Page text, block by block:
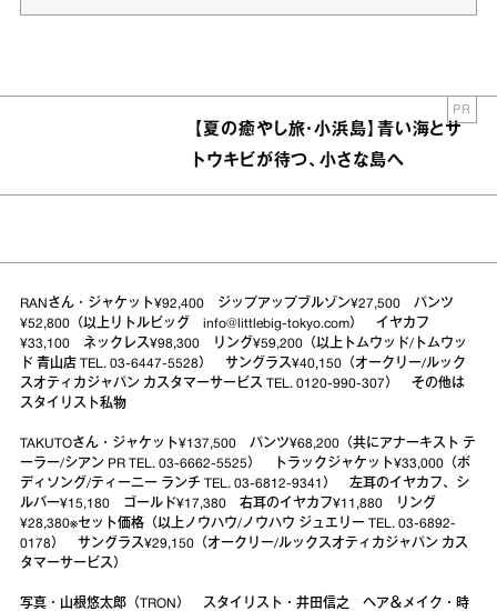
【夏の癒やし旅・小浜島】青い海とサ
トウキビが待つ、小さな島へ
PR
RANさん・ジャケット¥92,400 ジップアップブルゾン¥27,500 パンツ
¥52,800（以上リトルビッグ info@littlebig-tokyo.com） イヤカフ
¥33,100 ネックレス¥98,300 リング¥59,200（以上トムウッド/トムウッ
ド 青山店 TEL. 03-6447-5528） サングラス¥40,150（オークリー/ルック
スオティカジャパン カスタマーサービス TEL. 0120-990-307） その他は
スタイリスト私物
TAKUTOさん・ジャケット¥137,500 パンツ¥68,200（共にアナーキスト テ
ーラー/シアン PR TEL. 03-6662-5525） トラックジャケット¥33,000（ボ
ディソング/ティーニー ランチ TEL. 03-6812-9341） 左耳のイヤカフ、シ
ルバー¥15,180 ゴールド¥17,380 右耳のイヤカフ¥11,880 リング
¥28,380※セット価格（以上ノウハウ/ノウハウ ジュエリー TEL. 03-6892-
0178） サングラス¥29,150（オークリー/ルックスオティカジャパン カス
タマーサービス）
写真・山根悠太郎（TRON） スタイリスト・井田信之 ヘア＆メイク・時